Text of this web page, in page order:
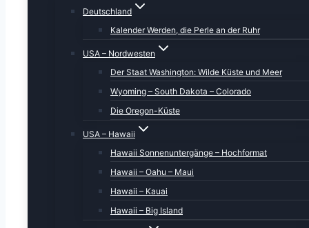
Deutschland
Kalender Werden, die Perle an der Ruhr
USA – Nordwesten
Der Staat Washington: Wilde Küste und Meer
Wyoming – South Dakota – Colorado
Die Oregon-Küste
USA – Hawaii
Hawaii Sonnenuntergänge – Hochformat
Hawaii – Oahu – Maui
Hawaii – Kauai
Hawaii – Big Island